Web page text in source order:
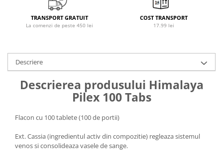
Power System
Pro Supps
Pro Tan
Raw Nutrition
REDCON1
Revoflex
Rich Piana 5% Nutrition
Scitec
Scivation
Skill Nutrition
TRANSPORT GRATUIT
La comenzi de peste 450 lei
COST TRANSPORT
17.99 lei
Descriere
Descrierea produsului Himalaya
Pilex 100 Tabs
Flacon cu 100 tablete (100 de portii)
Ext. Cassia (ingredientul activ din compozitie) regleaza sistemul
venos si consolideaza vasele de sange.